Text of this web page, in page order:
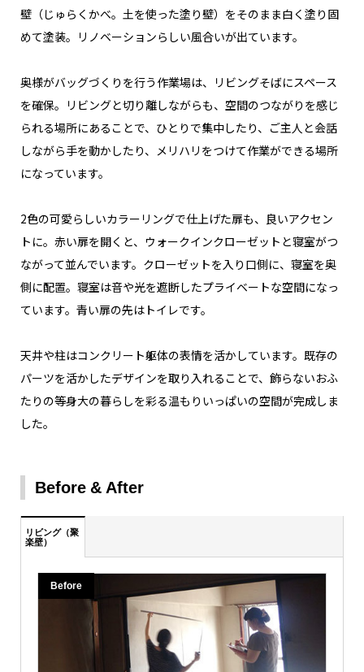
壁（じゅらくかべ。土を使った塗り壁）をそのまま白く塗り固
めて塗装。リノベーションらしい風合いが出ています。
奥様がバッグづくりを行う作業場は、リビングそばにスペース
を確保。リビングと切り離しながらも、空間のつながりを感じ
られる場所にあることで、ひとりで集中したり、ご主人と会話
しながら手を動かしたり、メリハリをつけて作業ができる場所
になっています。
2色の可愛らしいカラーリングで仕上げた扉も、良いアクセン
トに。赤い扉を開くと、ウォークインクローゼットと寝室がつ
ながって並んでいます。クローゼットを入り口側に、寝室を奥
側に配置。寝室は音や光を遮断したプライベートな空間になっ
ています。青い扉の先はトイレです。
天井や柱はコンクリート躯体の表情を活かしています。既存の
パーツを活かしたデザインを取り入れることで、飾らないおふ
たりの等身大の暮らしを彩る温もりいっぱいの空間が完成しま
した。
Before After
リビング（聚
楽壁）